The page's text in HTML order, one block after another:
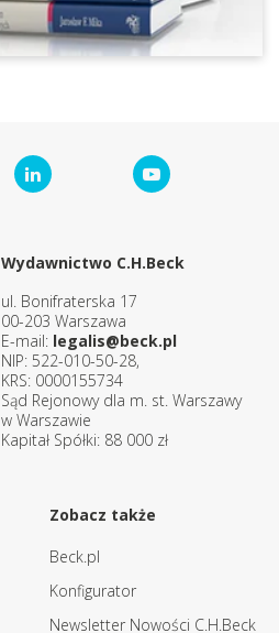
Wydawnictwo C.H.Beck
ul. Bonifraterska 17
00-203 Warszawa
E-mail: legalis@beck.pl
NIP: 522-010-50-28,
KRS: 0000155734
Sąd Rejonowy dla m. st. Warszawy
w Warszawie
Kapitał Spółki: 88 000 zł
Zobacz także
Beck.pl
Konfigurator
Newsletter Nowości C.H.Beck